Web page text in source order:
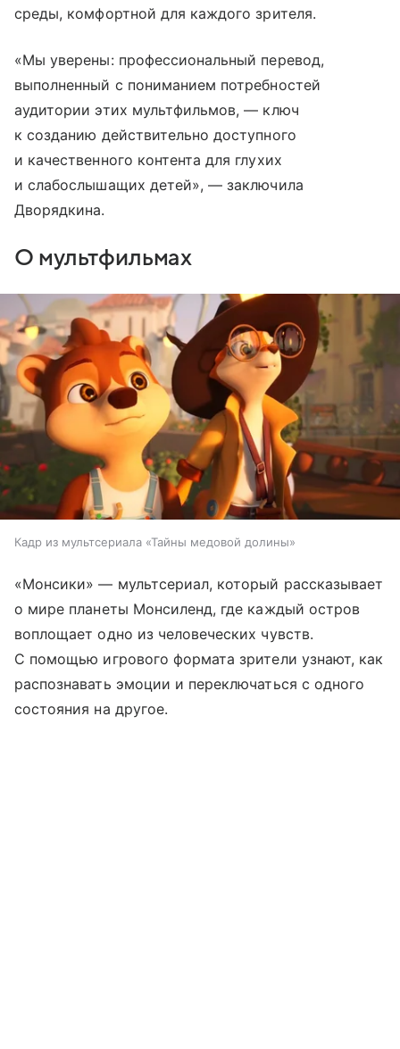
среды, комфортной для каждого зрителя.
«Мы уверены: профессиональный перевод,
выполненный с пониманием потребностей
аудитории этих мультфильмов, — ключ
к созданию действительно доступного
и качественного контента для глухих
и слабослышащих детей», — заключила
Дворядкина.
О мультфильмах
Кадр из мультсериала «Тайны медовой долины»
«Монсики» — мультсериал, который рассказывает
о мире планеты Монсиленд, где каждый остров
воплощает одно из человеческих чувств.
С помощью игрового формата зрители узнают, как
распознавать эмоции и переключаться с одного
состояния на другое.